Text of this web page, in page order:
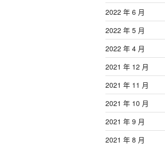
2022 年 6 月
2022 年 5 月
2022 年 4 月
2021 年 12 月
2021 年 11 月
2021 年 10 月
2021 年 9 月
2021 年 8 月